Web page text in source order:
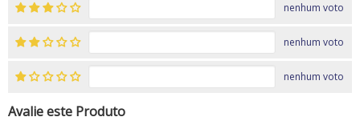
nenhum voto
nenhum voto
nenhum voto
Avalie este Produto